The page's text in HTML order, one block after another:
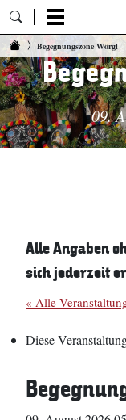
Zum Inhalt springen
Begegnungszone Wörgl
09.
Alle Angaben
sich jederzeit
« Alle
Diese